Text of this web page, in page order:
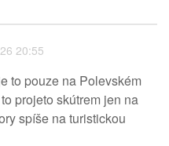
20:55
to pouze na Polevském
projeto skútrem jen na
spíše na turistickou